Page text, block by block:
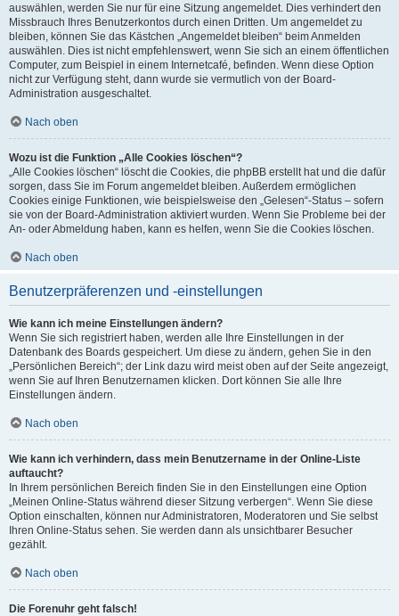
auswählen, werden Sie nur für eine Sitzung angemeldet. Dies verhindert den
Missbrauch Ihres Benutzerkontos durch einen Dritten. Um angemeldet zu
bleiben, können Sie das Kästchen „Angemeldet bleiben“ beim Anmelden
auswählen. Dies ist nicht empfehlenswert, wenn Sie sich an einem öffentlichen
Computer, zum Beispiel in einem Internetcafé, befinden. Wenn diese Option
nicht zur Verfügung steht, dann wurde sie vermutlich von der Board-
Administration ausgeschaltet.
Nach oben
Wozu ist die Funktion „Alle Cookies löschen“?
„Alle Cookies löschen“ löscht die Cookies, die phpBB erstellt hat und die dafür
sorgen, dass Sie im Forum angemeldet bleiben. Außerdem ermöglichen
Cookies einige Funktionen, wie beispielsweise den „Gelesen“-Status – sofern
sie von der Board-Administration aktiviert wurden. Wenn Sie Probleme bei der
An- oder Abmeldung haben, kann es helfen, wenn Sie die Cookies löschen.
Nach oben
Benutzerpräferenzen und -einstellungen
Wie kann ich meine Einstellungen ändern?
Wenn Sie sich registriert haben, werden alle Ihre Einstellungen in der
Datenbank des Boards gespeichert. Um diese zu ändern, gehen Sie in den
„Persönlichen Bereich“; der Link dazu wird meist oben auf der Seite angezeigt,
wenn Sie auf Ihren Benutzernamen klicken. Dort können Sie alle Ihre
Einstellungen ändern.
Nach oben
Wie kann ich verhindern, dass mein Benutzername in der Online-Liste
auftaucht?
In Ihrem persönlichen Bereich finden Sie in den Einstellungen eine Option
„Meinen Online-Status während dieser Sitzung verbergen“. Wenn Sie diese
Option einschalten, können nur Administratoren, Moderatoren und Sie selbst
Ihren Online-Status sehen. Sie werden dann als unsichtbarer Besucher
gezählt.
Nach oben
Die Forenuhr geht falsch!